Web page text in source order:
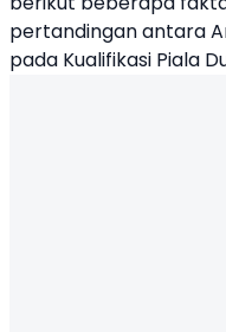
pertandingan antara
pada Kualifikasi Piala